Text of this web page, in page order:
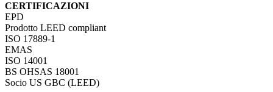
CERTIFICAZIONI
EPD
Prodotto LEED compliant
ISO 17889-1
EMAS
ISO 14001
BS OHSAS 18001
Socio US GBC (LEED)